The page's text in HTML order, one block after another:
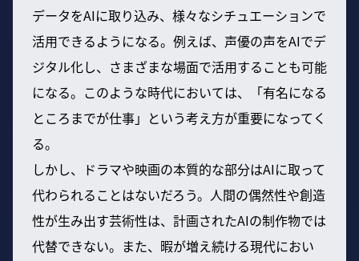
データをAIに取り込み、様々なシチュエーションで
活用できるようになる。例えば、声優の声をAIでデ
ジタル化し、さまざまな場面で活用することも可能
になる。このような時代においては、「有名になる
ところまでが仕事」という考え方が重要になってく
る。
しかし、ドラマや映画の本質的な部分はAIに取って
代わられることはないだろう。人間の偶然性や創造
性が生み出す芸術性は、計画されたAIの制作物では
代替できない。また、暇が増え続ける現代におい